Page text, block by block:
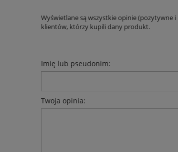
Wyświetlane są wszystkie opinie (pozytywne
klientów, którzy kupili dany produkt.
Imię lub pseudonim:
Twoja opinia: